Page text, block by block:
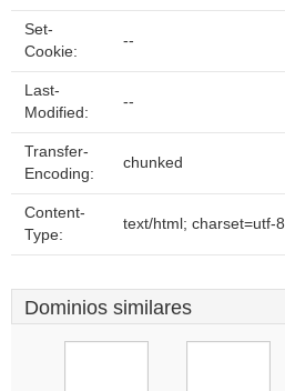
Set-
Cookie:
--
Last-
Modified:
--
Transfer-
Encoding:
chunked
Content-
Type:
text/html; charset=utf-8
Dominios similares